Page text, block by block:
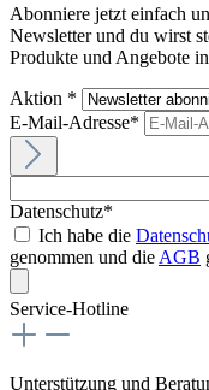
Abonniere jetzt einfach
Newsletter und du wirst
Produkte und Angebote
Aktion *
E-Mail-Adresse*
Datenschutz*
Ich habe die
genommen und die AGB
Service-Hotline
Unterstützung und